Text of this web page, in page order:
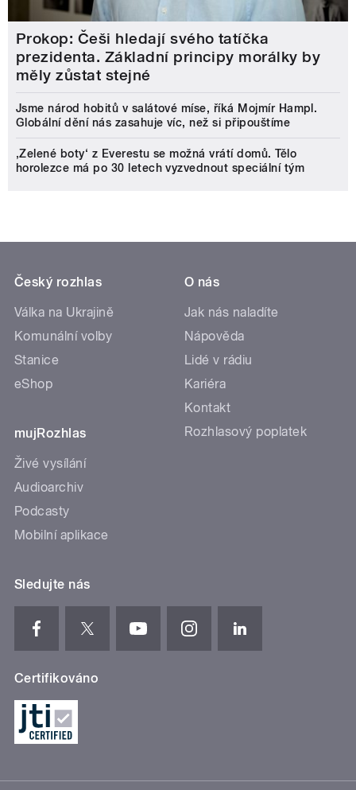
Prokop: Češi hledají svého tatíčka
prezidenta. Základní principy morálky by
měly zůstat stejné
Jsme národ hobitů v salátové míse, říká Mojmír Hampl.
Globální dění nás zasahuje víc, než si připouštíme
‚Zelené boty‘ z Everestu se možná vrátí domů. Tělo
horolezce má po 30 letech vyzvednout speciální tým
Český rozhlas
Válka na Ukrajině
Komunální volby
Stanice
eShop
mujRozhlas
Živé vysílání
Audioarchiv
Podcasty
Mobilní aplikace
O nás
Jak nás naladíte
Nápověda
Lidé v rádiu
Kariéra
Kontakt
Rozhlasový poplatek
Sledujte nás
Certifikováno